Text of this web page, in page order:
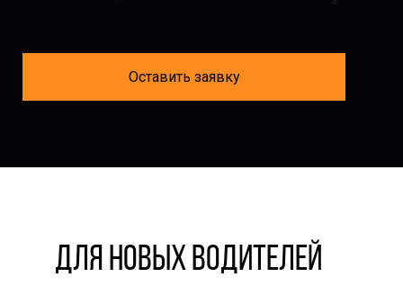
Оставить заявку
Для новых водителей